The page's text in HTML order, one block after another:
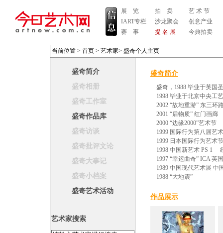
展 览
IART专栏
赛 事
拍 卖
沙龙聚会
提 名 展
艺 术 节
创意产业
今典拍卖
当前位置 > 首页 > 艺术家> 盛奇个人主页
盛奇简介
盛奇相册
盛奇工作室
盛奇作品库
盛奇访谈
盛奇批评文论
盛奇大事记
盛奇小档案
盛奇艺术活动
艺术家搜索
盛奇简介
盛奇，1988 毕业于英国
1998 毕业于北京中央工
2002 “故地重游” 东三
2001 “后物质” 红门画
2000 “边缘2000”艺术节
1999 国际行为第八届艺
1999 日本国际行为艺术
1998 中国新艺术 PS 1
1997 “幸运曲奇” ICA
1989 中国现代艺术展
1988 “大地震”
作品展示